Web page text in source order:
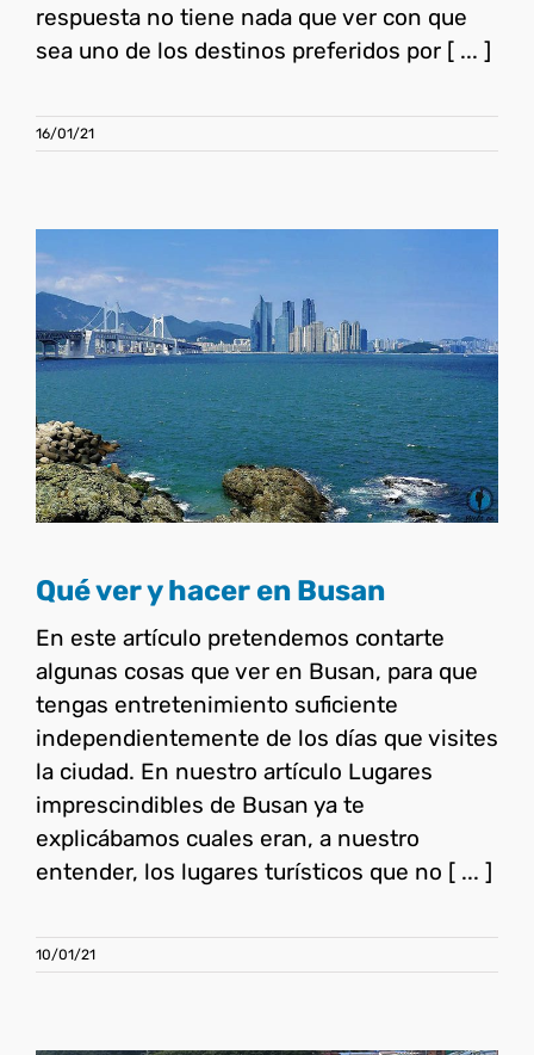
respuesta no tiene nada que ver con que
sea uno de los destinos preferidos por [ ... ]
16/01/21
Qué ver y hacer en Busan
Corea del Sur
Qué ver y hacer en Busan
En este artículo pretendemos contarte
algunas cosas que ver en Busan, para que
tengas entretenimiento suficiente
independientemente de los días que visites
la ciudad. En nuestro artículo Lugares
imprescindibles de Busan ya te
explicábamos cuales eran, a nuestro
entender, los lugares turísticos que no [ ... ]
10/01/21